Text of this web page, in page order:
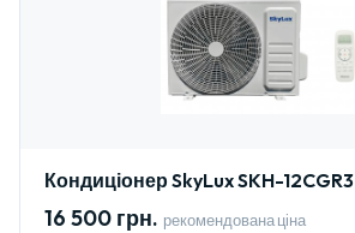
Кондиціонер SkyLux SKH-12CGR3
16 500 грн. рекомендована ціна